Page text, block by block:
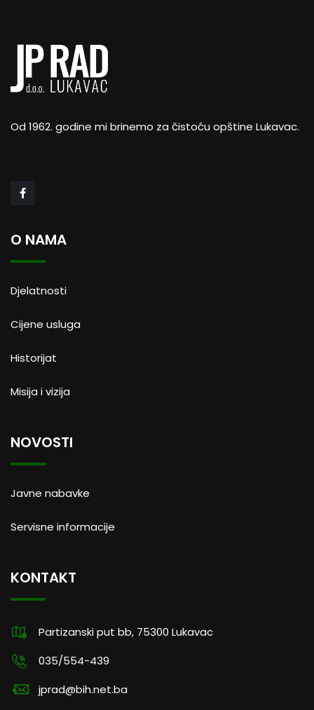
Od 1962. godine mi brinemo za čistoću opštine Lukavac.
O NAMA
Djelatnosti
Cijene usluga
Historijat
Misija i vizija
NOVOSTI
Javne nabavke
Servisne informacije
KONTAKT
Partizanski put bb, 75300 Lukavac
035/554-439
jprad@bih.net.ba